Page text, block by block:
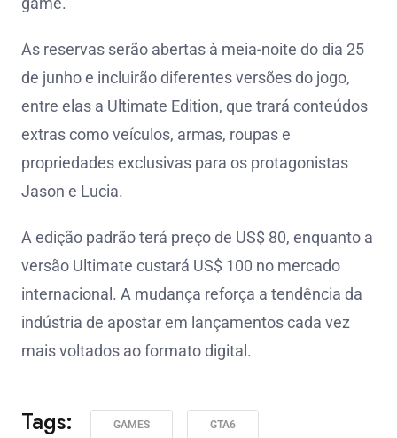
As reservas serão abertas à meia-noite do dia 25
de junho e incluirão diferentes versões do jogo,
entre elas a Ultimate Edition, que trará conteúdos
extras como veículos, armas, roupas e
propriedades exclusivas para os protagonistas
Jason e Lucia.
A edição padrão terá preço de US$ 80, enquanto a
versão Ultimate custará US$ 100 no mercado
internacional. A mudança reforça a tendência da
indústria de apostar em lançamentos cada vez
mais voltados ao formato digital.
Tags: GAMES GTA6